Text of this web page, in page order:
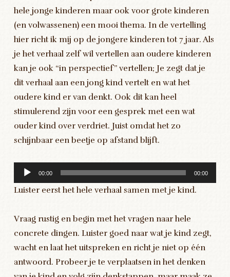
hele jonge kinderen maar ook voor grote kinderen
(en volwassenen) een mooi thema. In de vertelling
hier richt ik mij op de jongere kinderen tot 7 jaar. Als
je het verhaal zelf wil vertellen aan oudere kinderen
kan je ook “in perspectief” vertellen; Je zegt dat je
dit verhaal aan een jong kind vertelt en wat het
oudere kind er van denkt. Ook dit kan heel
stimulerend zijn voor een gesprek met een wat
ouder kind over verdriet. Juist omdat het zo
schijnbaar een beetje op afstand blijft.
Audiospeler
00:00 00:00
Luister eerst het hele verhaal samen met je kind.
Vraag rustig en begin met het vragen naar hele
concrete dingen. Luister goed naar wat je kind zegt,
wacht en laat het uitspreken en richt je niet op één
antwoord. Probeer je te verplaatsen in het denken